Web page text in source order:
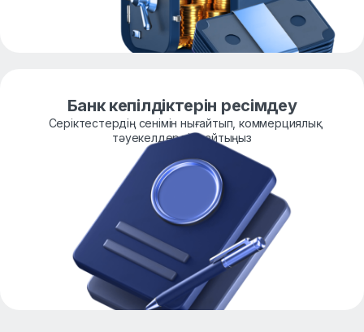
Банк кепілдіктерін ресімдеу
Серіктестердің сенімін нығайтып, коммерциялық
тәуекелдерді азайтыңыз